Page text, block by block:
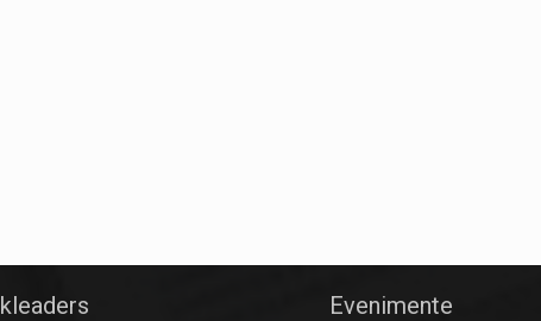
Evenimente